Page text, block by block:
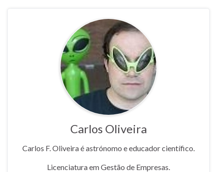
Carlos Oliveira
Carlos F. Oliveira é astrónomo e educador científico.
Licenciatura em Gestão de Empresas.